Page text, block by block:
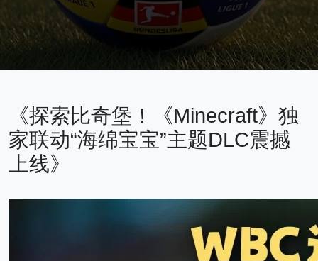
《探索比奇堡！《Minecraft》独
家联动“海绵宝宝”主题DLC震撼
上线》